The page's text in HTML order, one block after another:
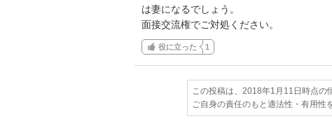
は妻になるでしょう。
面接交流権でご対処ください。
役に立った 1
この投稿は、2018年1月11日時点の
ご自身の責任のもと適法性・有用性